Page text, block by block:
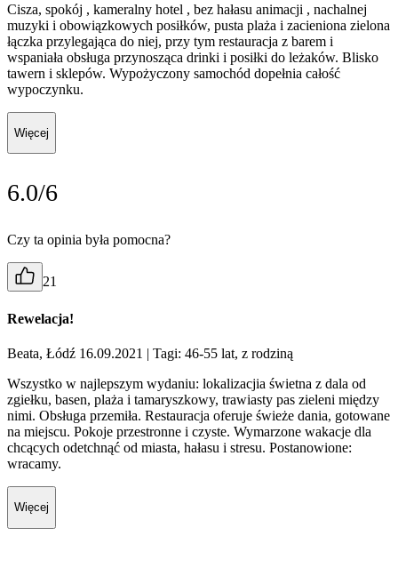
Cisza, spokój , kameralny hotel , bez hałasu animacji , nachalnej
muzyki i obowiązkowych posiłków, pusta plaża i zacieniona zielona
łączka przylegająca do niej, przy tym restauracja z barem i
wspaniała obsługa przynosząca drinki i posiłki do leżaków. Blisko
tawern i sklepów. Wypożyczony samochód dopełnia całość
wypoczynku.
Więcej
6.0/6
Czy ta opinia była pomocna?
21
Rewelacja!
Beata, Łódź 16.09.2021 | Tagi: 46-55 lat, z rodziną
Wszystko w najlepszym wydaniu: lokalizacjia świetna z dala od
zgiełku, basen, plaża i tamaryszkowy, trawiasty pas zieleni między
nimi. Obsługa przemiła. Restauracja oferuje świeże dania, gotowane
na miejscu. Pokoje przestronne i czyste. Wymarzone wakacje dla
chcących odetchnąć od miasta, hałasu i stresu. Postanowione:
wracamy.
Więcej